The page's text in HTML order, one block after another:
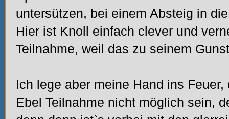
untersützen, bei einem Absteig in
Hier ist Knoll einfach clever und
Teilnahme, weil das zu seinem
Ich lege aber meine Hand ins
Ebel Teilnahme nicht möglich sein,